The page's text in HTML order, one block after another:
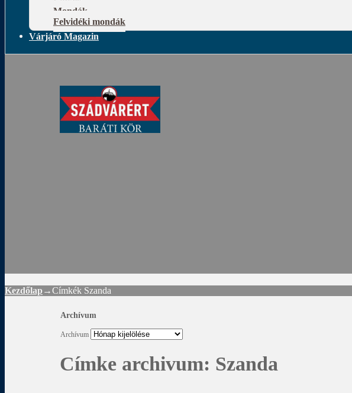
Mondák
Felvidéki mondák
Várjáró Magazin
Kezdőlap →Címkék Szanda
Archívum
Archívum
Címke archivum: Szanda